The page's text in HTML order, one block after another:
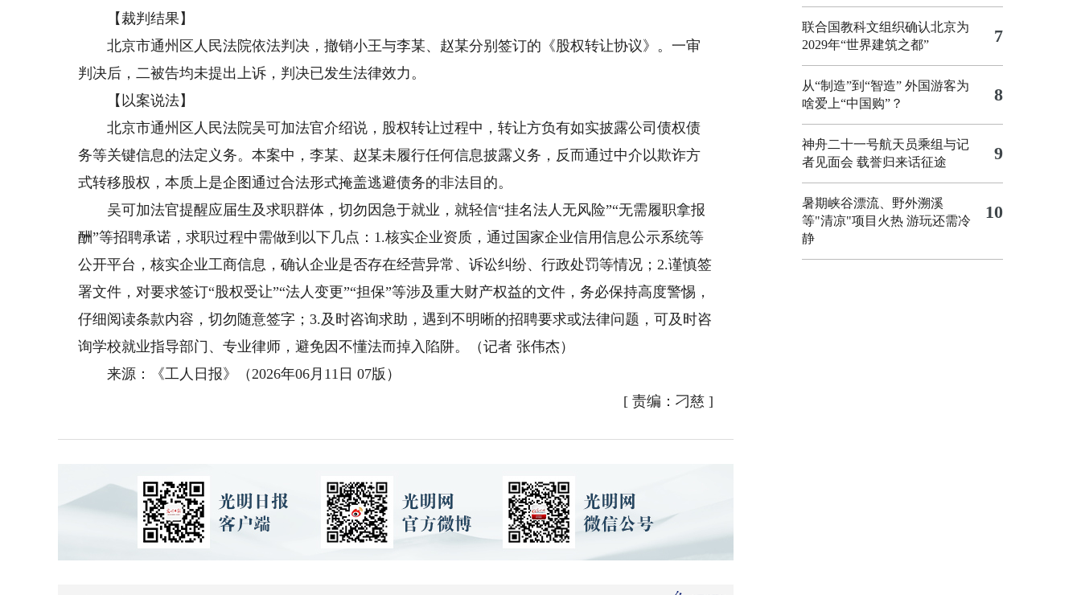
【裁判结果】
北京市通州区人民法院依法判决，撤销小王与李某、赵某分别签订的《股权转让协议》。一审
判决后，二被告均未提出上诉，判决已发生法律效力。
【以案说法】
北京市通州区人民法院吴可加法官介绍说，股权转让过程中，转让方负有如实披露公司债权债
务等关键信息的法定义务。本案中，李某、赵某未履行任何信息披露义务，反而通过中介以欺诈方
式转移股权，本质上是企图通过合法形式掩盖逃避债务的非法目的。
吴可加法官提醒应届生及求职群体，切勿因急于就业，就轻信“挂名法人无风险”“无需履职拿报
酬”等招聘承诺，求职过程中需做到以下几点：1.核实企业资质，通过国家企业信用信息公示系统等
公开平台，核实企业工商信息，确认企业是否存在经营异常、诉讼纠纷、行政处罚等情况；2.谨慎签
署文件，对要求签订“股权受让”“法人变更”“担保”等涉及重大财产权益的文件，务必保持高度警惕，
仔细阅读条款内容，切勿随意签字；3.及时咨询求助，遇到不明晰的招聘要求或法律问题，可及时咨
询学校就业指导部门、专业律师，避免因不懂法而掉入陷阱。（记者 张伟杰）
来源：《工人日报》（2026年06月11日 07版）
[ 责编：刁慈 ]
联合国教科文组织确认北京为
2029年“世界建筑之都”
7
从“制造”到“智造” 外国游客为
啥爱上“中国购”？
8
神舟二十一号航天员乘组与记
者见面会 载誉归来话征途
9
暑期峡谷漂流、野外溯溪
等"清凉"项目火热 游玩还需冷
静
10